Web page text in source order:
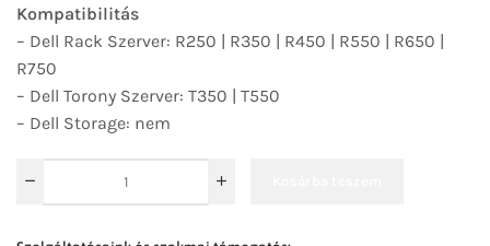
Kompatibilitás
– Dell Rack Szerver: R250 | R350 | R450 | R550 | R650 |
R750
– Dell Torony Szerver: T350 | T550
– Dell Storage: nem